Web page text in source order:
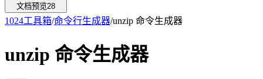
文档预览28
1024工具箱/命令行生成器/unzip 命令生成器
unzip 命令生成器